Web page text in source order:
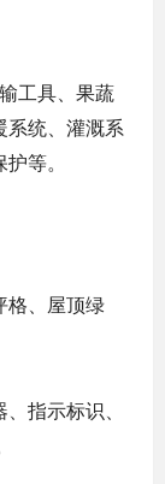
工具、果蔬
系统、灌溉系
等。
格、屋顶绿
指示标识、